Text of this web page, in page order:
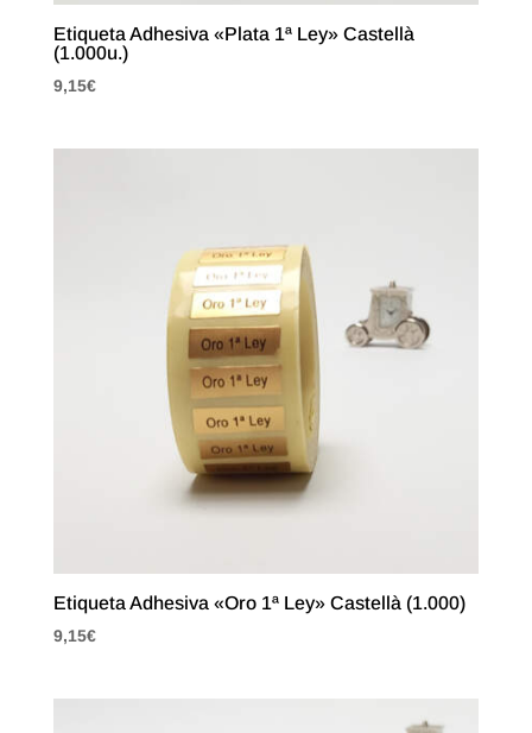
Etiqueta Adhesiva «Plata 1ª Ley» Castellà
(1.000u.)
9,15€
Etiqueta Adhesiva «Oro 1ª Ley» Castellà (1.000)
9,15€